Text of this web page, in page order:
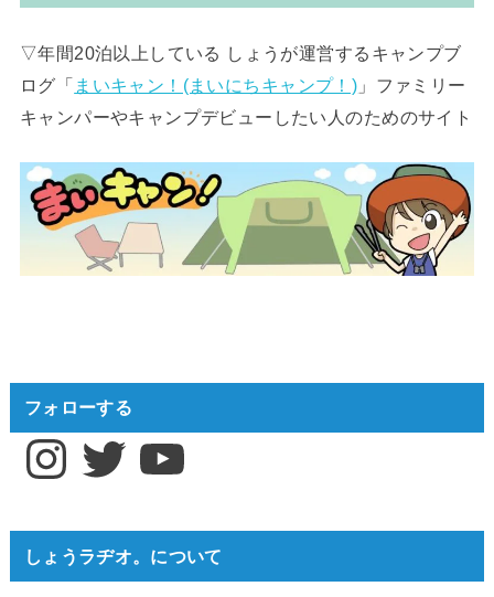
▽年間20泊以上している しょうが運営するキャンプブ
ログ「 まいキャン！(まいにちキャンプ！) 」ファミリー
キャンパーやキャンプデビューしたい人のためのサイト
フォローする
InstagramTwitter YouTube
しょうラヂオ。について